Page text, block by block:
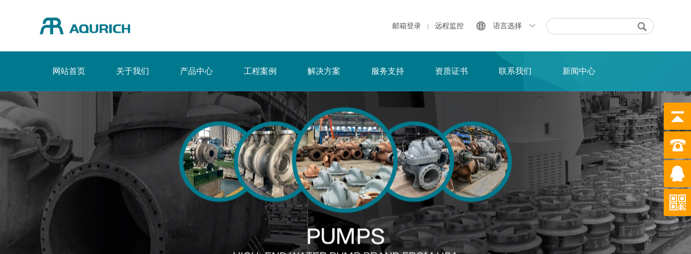
语言选择
邮箱登录 远程监控
网站首页 关于我们 产品中心 工程案例 解决方案 服务支持 资质证书 联系我们 新闻中心